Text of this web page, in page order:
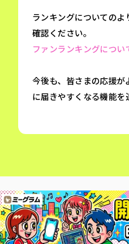
ランキングについての
確認ください。
ファンランキングについ
今後も、皆さまの応援が
に届きやすくなる機能を